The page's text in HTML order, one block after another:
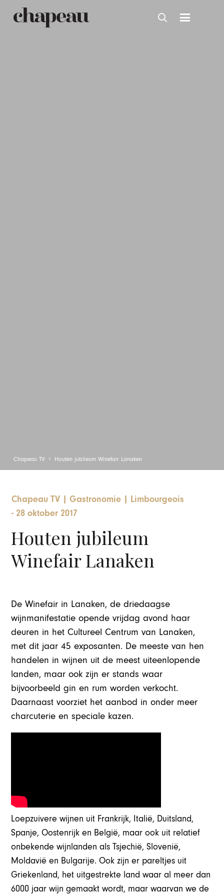
Chapeau TV Houten jubileum Winefair Lanaken
Chapeau TV | Gastronomie | Limbourgeois
-28 oktober 2017
Houten jubileum
Winefair Lanaken
De Winefair in Lanaken, de driedaagse
wijnmanifestatie opende vrijdag avond haar
deuren in het Cultureel Centrum van Lanaken,
met dit jaar 45 exposanten. De meeste van hen
handelen in wijnen uit de meest uiteenlopende
landen, maar ook zijn er stands waar
bijvoorbeeld gin en rum worden verkocht.
Daarnaast voorziet het aanbod in onder meer
charcuterie en speciale kazen.
Loepzuivere wijnen uit Frankrijk, Italië, Duitsland,
Spanje, Oostenrijk en België, maar ook uit relatief
onbekende wijnlanden als Tsjechië, Slovenië,
Moldavië en Bulgarije. Ook zijn er pareltjes uit
Griekenland, het uitgestrekte land waar al meer dan
6000 jaar wijn gemaakt wordt, maar waarvan we de